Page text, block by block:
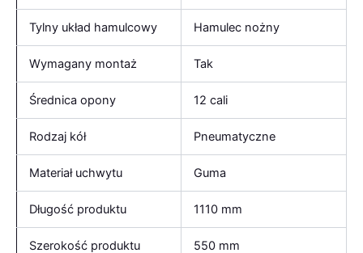
Tylny układ hamulcowy Hamulec nożny
Wymagany montaż Tak
Średnica opony 12 cali
Rodzaj kół Pneumatyczne
Materiał uchwytu Guma
Długość produktu 1110 mm
Szerokość produktu 550 mm